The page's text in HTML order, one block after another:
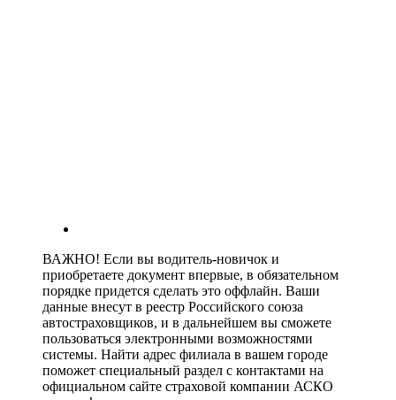
ВАЖНО! Если вы водитель-новичок и
приобретаете документ впервые, в обязательном
порядке придется сделать это оффлайн. Ваши
данные внесут в реестр Российского союза
автостраховщиков, и в дальнейшем вы сможете
пользоваться электронными возможностями
системы. Найти адрес филиала в вашем городе
поможет специальный раздел с контактами на
официальном сайте страховой компании АСКО